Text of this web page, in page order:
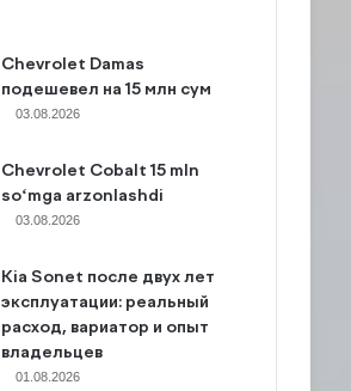
Chevrolet Damas
подешевел на 15 млн сум
03.08.2026
Chevrolet Cobalt 15 mln
so‘mga arzonlashdi
03.08.2026
Kia Sonet после двух лет
эксплуатации: реальный
расход, вариатор и опыт
владельцев
01.08.2026